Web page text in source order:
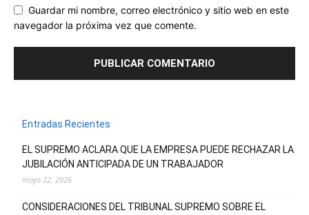
Guardar mi nombre, correo electrónico y sitio web en este
navegador la próxima vez que comente.
Entradas Recientes
EL SUPREMO ACLARA QUE LA EMPRESA PUEDE RECHAZAR LA
JUBILACIÓN ANTICIPADA DE UN TRABAJADOR
mayo 22, 2026
CONSIDERACIONES DEL TRIBUNAL SUPREMO SOBRE EL